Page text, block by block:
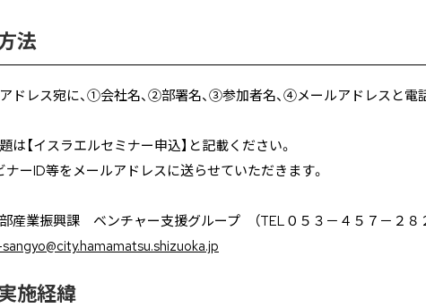
法
ドレス宛に、①会社名、②部署名、③参加者名、④メールアドレスと電
【イスラエルセミナー申込】と記載ください。
ナーID等をメールアドレスに送らせていただきます。
産業振興課 ベンチャー支援グループ （TEL０５３－４５７－２８
施経緯